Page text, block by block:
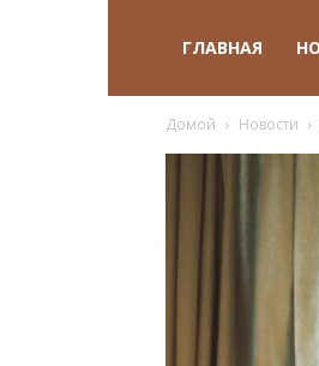
ГЛАВНАЯ
Домой Новости